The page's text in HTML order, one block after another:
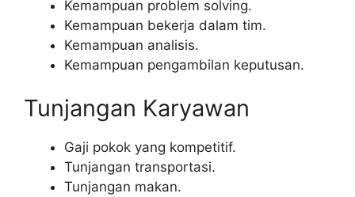
Kemampuan problem solving.
Kemampuan bekerja dalam tim.
Kemampuan analisis.
Kemampuan pengambilan keputusan.
Tunjangan Karyawan
Gaji pokok yang kompetitif.
Tunjangan transportasi.
Tunjangan makan.